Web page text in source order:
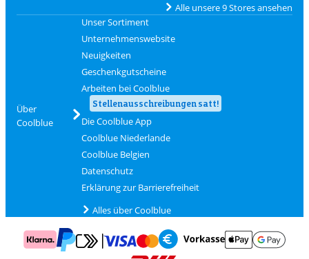
Alle unsere 9 Stores ansehen
Über
Coolblue
Unser Sortiment
Unternehmenswebsite
Neuigkeiten
Geschenkgutscheine
Arbeiten bei Coolblue
Stellenausschreibungen satt!
Die Coolblue App
Coolblue Niederlande
Coolblue Belgien
Datenschutz
Erklärung zur Barrierefreiheit
Alles über Coolblue
Zahlung mit Mastercard und Visa über Click to Pay